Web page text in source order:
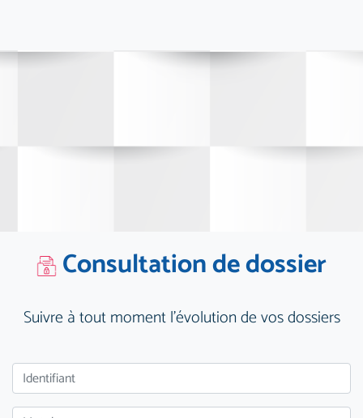
Consultation de dossier
Suivre à tout moment l'évolution de vos dossiers